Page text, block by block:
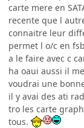
carte mere en
recente que l
connaitre leur
permet l o/c en
a le faire avec c
ha oaui aussi il
voudrai une
il y avai des ati
tro les carte
tous.